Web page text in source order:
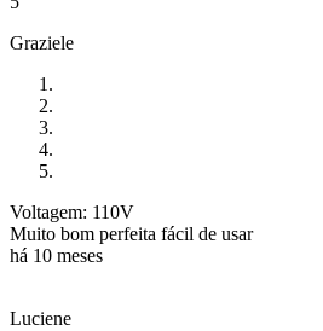
Graziele
Voltagem: 110V
Muito bom perfeita fácil de usar
há 10 meses
Luciene